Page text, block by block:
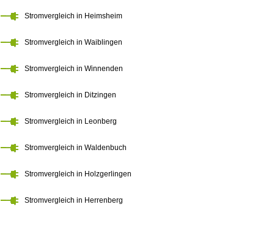
Stromvergleich in Heimsheim
Stromvergleich in Waiblingen
Stromvergleich in Winnenden
Stromvergleich in Ditzingen
Stromvergleich in Leonberg
Stromvergleich in Waldenbuch
Stromvergleich in Holzgerlingen
Stromvergleich in Herrenberg